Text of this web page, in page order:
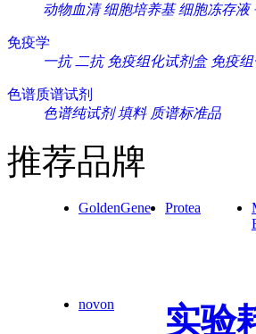
动物血清 细胞培养基 细胞冻存液
免疫学
一抗 二抗 免疫组化试剂盒 免疫
色谱质谱试剂
色谱纯试剂 填料 质谱标准品
推荐品牌
GoldenGene Protea
novon 实验